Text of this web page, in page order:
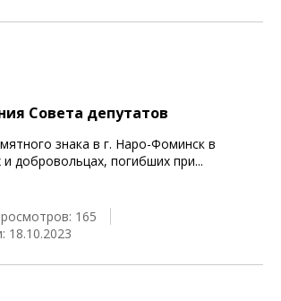
Совета депутатов
знака в г. Наро-Фоминск в
добровольцах, погибших при...
165
18.10.2023